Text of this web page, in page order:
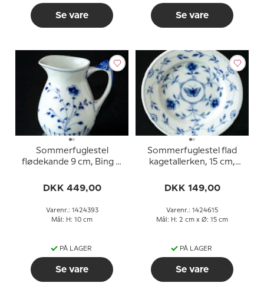
Se vare Se vare
Sommerfuglestel
flødekande 9 cm, Bing &
393
DKK 449,00
Varenr.: 1424393
Mål: H: 10 cm
PÅ LAGER
Se vare
Sommerfuglestel flad
kagetallerken, 15 cm,
eller 615
DKK 149,00
Varenr.: 1424615
Mål: H: 2 cm x Ø: 15 cm
PÅ LAGER
Se vare